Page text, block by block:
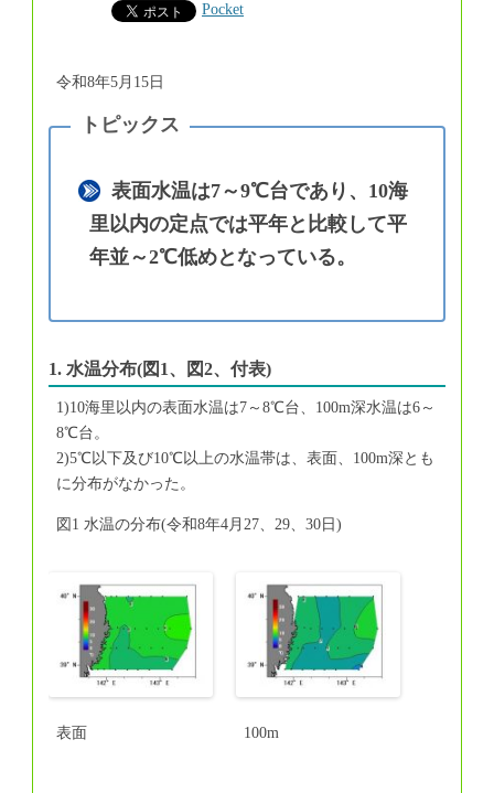
Pocket
令和8年5月15日
表面水温は7～9℃台であり、10海
里以内の定点では平年と比較して平
年並～2℃低めとなっている。
1. 水温分布(図1、図2、付表)
1)10海里以内の表面水温は7～8℃台、100m深水温は6～
8℃台。
2)5℃以下及び10℃以上の水温帯は、表面、100m深とも
に分布がなかった。
図1 水温の分布(令和8年4月27、29、30日)
表面 100m